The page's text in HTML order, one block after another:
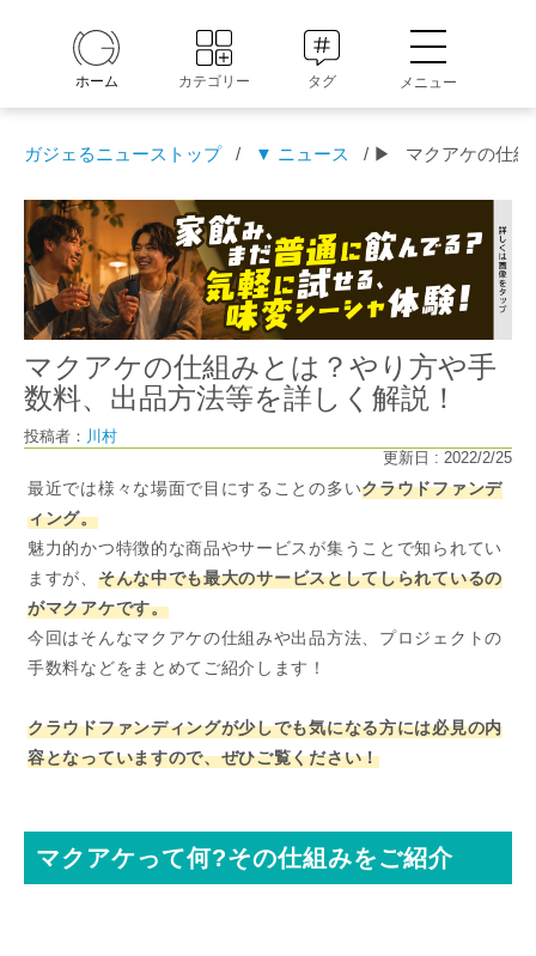
ホーム カテゴリー タグ メニュー
ガジェるニューストップ / ▼ ニュース / ▶ マクアケの仕
マクアケの仕組みとは？やり方や手
数料、出品方法等を詳しく解説！
投稿者： 川村
更新日 : 2022/2/25
最近では様々な場面で目にすることの多いクラウドファンデ
ィング。
魅力的かつ特徴的な商品やサービスが集うことで知られてい
ますが、 そんな中でも最大のサービスとしてしられているの
がマクアケです。
今回はそんなマクアケの仕組みや出品方法、プロジェクトの
手数料などをまとめてご紹介します！
クラウドファンディングが少しでも気になる方には必見の内
容となっていますので、ぜひご覧ください！
マクアケって何?その仕組みをご紹介